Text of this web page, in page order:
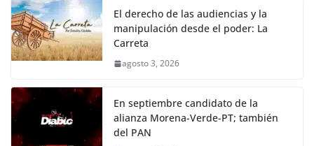
El derecho de las audiencias y la
manipulación desde el poder: La
Carreta
agosto 3, 2026
En septiembre candidato de la
alianza Morena-Verde-PT; también
del PAN